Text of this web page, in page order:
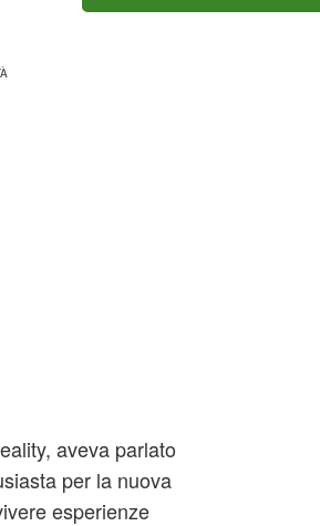
aveva parlato
per la nuova
esperienze